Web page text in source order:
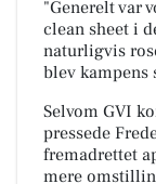
"Generelt var
clean sheet i
naturligvis
blev
Selvom GVI
pressede
fremadrettet
mere